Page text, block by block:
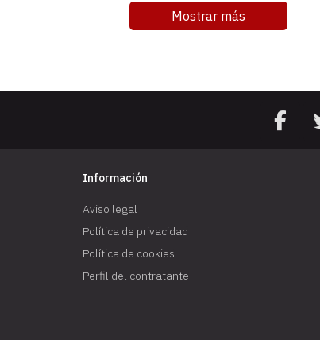
Mostrar más
Información
Aviso legal
Política de privacidad
Política de cookies
Perfil del contratante